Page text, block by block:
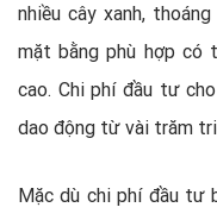
nhiều cây xanh,
mặt bằng phù hợp có
cao. Chi phí đầu tư
dao động từ vài trăm
Mặc dù chi phí đầu tư